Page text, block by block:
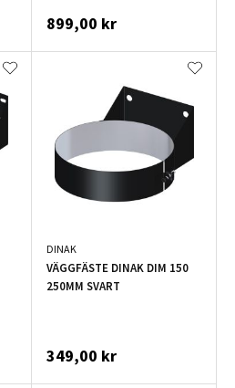
899,00 kr
DINAK
VÄGGFÄSTE DINAK DIM 150
250MM SVART
349,00 kr